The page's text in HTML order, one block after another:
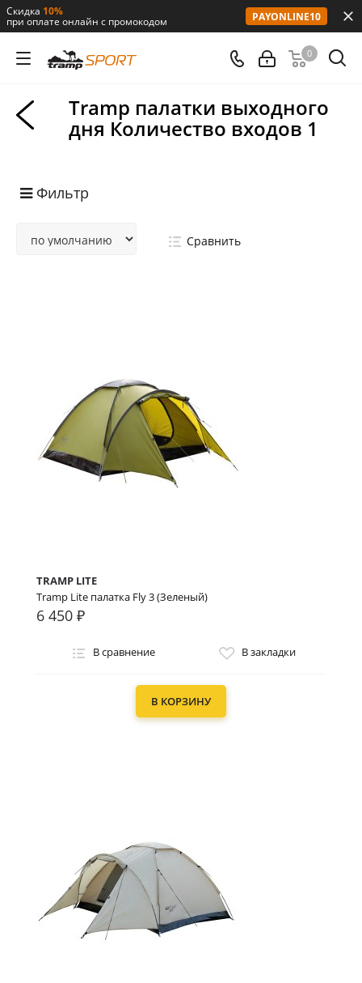
Скидка 10%
при оплате онлайн с промокодом PAYONLINE10
0
Tramp палатки выходного
дня Количество входов 1
Фильтр
Сравнить
TRAMP LITE
Tramp Lite палатка Fly 3 (Зеленый)
6 450 ₽
В сравнение В закладки
В КОРЗИНУ